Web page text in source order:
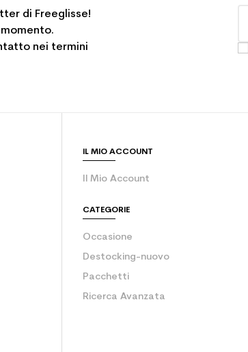
di Freeglisse!
momento.
nei termini
IL MIO ACCOUNT
Il Mio Account
CATEGORIE
Occasione
Destocking-nuovo
Pacchetti
Ricerca Avanzata